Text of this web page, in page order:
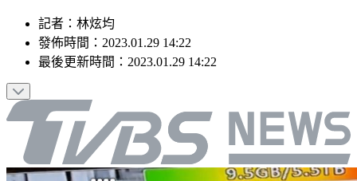
記者 ： 林炫均
發佈時間： 2023.01.29 14:22
最後更新時間： 2023.01.29 14:22